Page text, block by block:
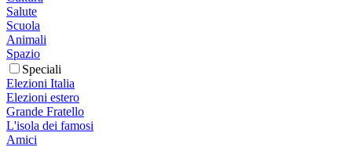
Salute
Scuola
Animali
Spazio
Speciali
Elezioni Italia
Elezioni estero
Grande Fratello
L'isola dei famosi
Amici